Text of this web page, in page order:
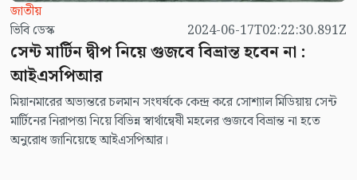
জাতীয়
ভিবি ডেস্ক
2024-06-17T02:22:30.891Z
সেন্ট মার্টিন দ্বীপ নিয়ে গুজবে বিভ্রান্ত হবেন না :
আইএসপিআর
মিয়ানমারের অভ্যন্তরে চলমান সংঘর্ষকে কেন্দ্র করে সোশ্যাল মিডিয়ায় সেন্ট
মার্টিনের নিরাপত্তা নিয়ে বিভিন্ন স্বার্থান্বেষী মহলের গুজবে বিভ্রান্ত না হতে
অনুরোধ জানিয়েছে আইএসপিআর।